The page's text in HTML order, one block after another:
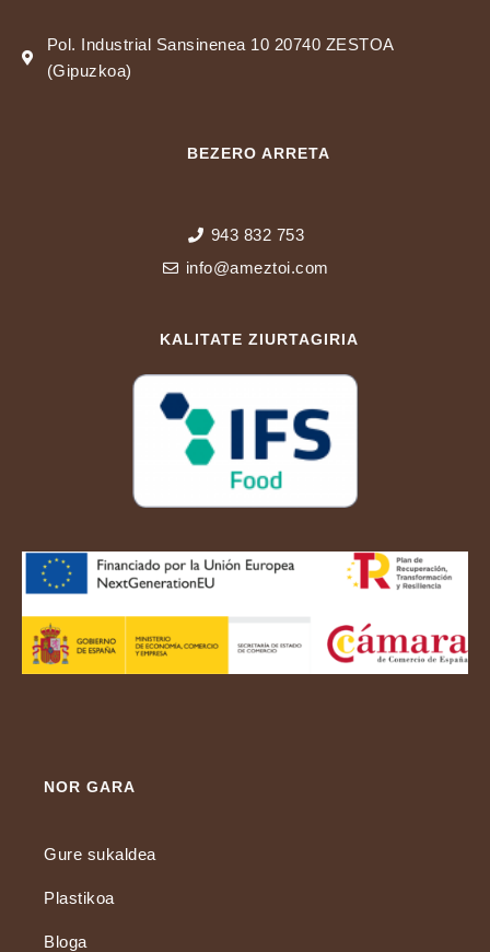
Pol. Industrial Sansinenea 10 20740 ZESTOA
(Gipuzkoa)
BEZERO ARRETA
943 832 753
info@ameztoi.com
KALITATE ZIURTAGIRIA
NOR GARA
Gure sukaldea
Plastikoa
Bloga